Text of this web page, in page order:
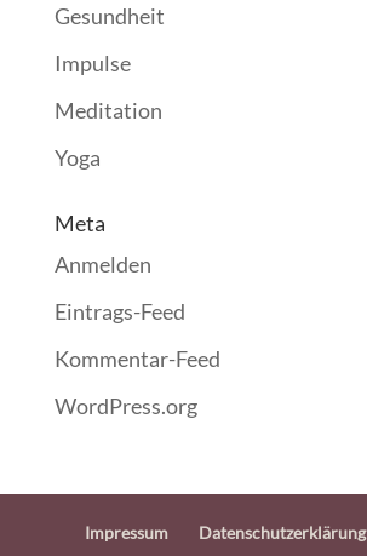
Gesundheit
Impulse
Meditation
Yoga
Meta
Anmelden
Eintrags-Feed
Kommentar-Feed
WordPress.org
Impressum Datenschutzerklärung